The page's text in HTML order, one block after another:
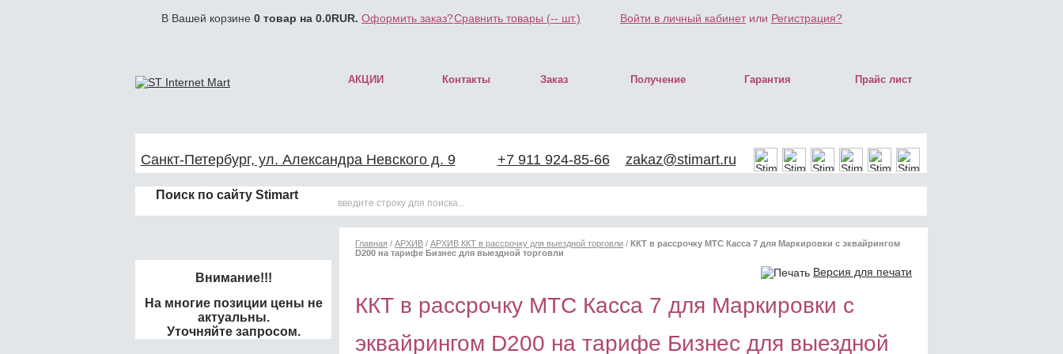
В Вашей корзине 0 товар на 0.0RUR. Оформить заказ?Сравнить товары (-- шт.) Войти в личный кабинетили Регистрация?
АКЦИИ Контакты Заказ Получение Гарантия Прайс лист
Санкт-Петербург, ул. Александра Невского д. 9 +7 911 924-85-66 zakaz@stimart.ru
Поиск по сайту Stimart
Внимание!!!
На многие позиции цены не
актуальны.
Уточняйте запросом.
Главная / АРХИВ / АРХИВ ККТ в рассрочку для выездной торговли / ККТ в рассрочку МТС Касса 7 для Маркировки с эквайрингом
D200 на тарифе Бизнес для выездной торговли
Версия для печати
ККТ в рассрочку МТС Касса 7 для Маркировки с
эквайрингом D200 на тарифе Бизнес для выездной